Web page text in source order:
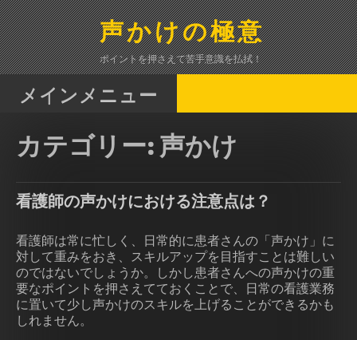
コ
ン
テ
ン
ツ
声かけの極意
ポイントを押さえて苦手意識を払拭！
メインメニュー
カテゴリー:声かけ
看護師の声かけにおける注意点は？
看護師は常に忙しく、日常的に患者さんの「声かけ」に
対して重みをおき、スキルアップを目指すことは難しい
のではないでしょうか。しかし患者さんへの声かけの重
要なポイントを押さえてておくことで、日常の看護業務
に置いて少し声かけのスキルを上げることができるかも
しれません。